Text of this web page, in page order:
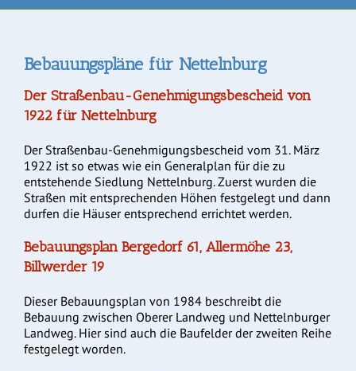
Bebauungspläne für Nettelnburg
Der Straßenbau-Genehmigungsbescheid von
1922 für Nettelnburg
Der Straßenbau-Genehmigungsbescheid vom 31. März
1922 ist so etwas wie ein Generalplan für die zu
entstehende Siedlung Nettelnburg. Zuerst wurden die
Straßen mit entsprechenden Höhen festgelegt und dann
durfen die Häuser entsprechend errichtet werden.
Bebauungsplan Bergedorf 61, Allermöhe 23,
Billwerder 19
Dieser Bebauungsplan von 1984 beschreibt die
Bebauung zwischen Oberer Landweg und Nettelnburger
Landweg. Hier sind auch die Baufelder der zweiten Reihe
festgelegt worden.